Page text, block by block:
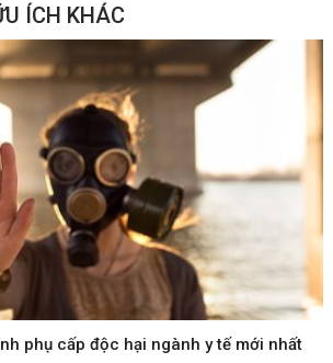
ÍCH KHÁC
phụ cấp độc hại ngành y tế mới nhất